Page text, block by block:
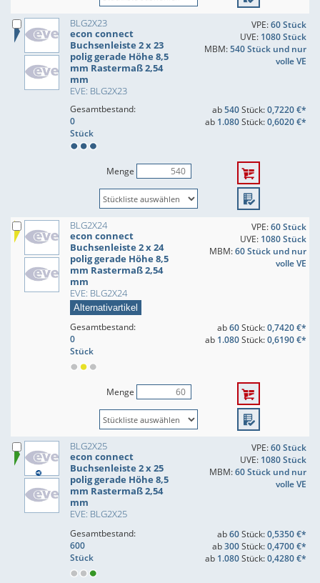
BLG2X23
econ connect
Buchsenleiste 2 x 23
polig gerade Höhe 8,5
mm Rastermaß 2,54
mm
EVE: BLG2X23
VPE:60 Stück
UVE: 1080 Stück
MBM:540 Stück und nur
volle VE
Gesamtbestand:
0
Stück
ab540Stück:0,7220 €*
ab 1.080Stück:0,6020 €*
Menge
BLG2X24
econ connect
Buchsenleiste 2 x 24
polig gerade Höhe 8,5
mm Rastermaß 2,54
mm
EVE: BLG2X24
Alternativartikel
VPE:60 Stück
UVE: 1080 Stück
MBM:60 Stück und nur
volle VE
Gesamtbestand:
0
Stück
ab60Stück:0,7420 €*
ab 1.080Stück:0,6190 €*
Menge
BLG2X25
econ connect
Buchsenleiste 2 x 25
polig gerade Höhe 8,5
mm Rastermaß 2,54
mm
EVE: BLG2X25
VPE:60 Stück
UVE: 1080 Stück
MBM:60 Stück und nur
volle VE
Gesamtbestand:
600
Stück
ab60Stück:0,5350 €*
ab300Stück:0,4700 €*
ab 1.080Stück:0,4280 €*